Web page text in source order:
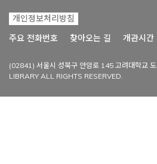
개인정보처리방침
주요 전화번호
찾아오는 길 개관시간
(02841) 서울시 성북구 안암로 145 고려대학교
LIBRARY ALL RIGHTS RESERVED.